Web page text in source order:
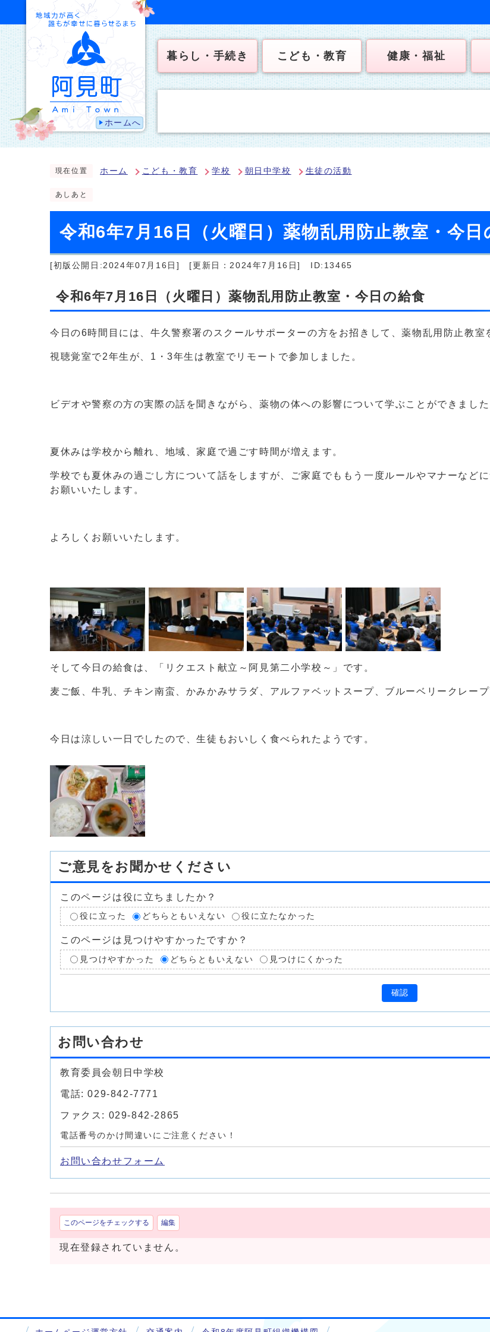
ホームへ
暮らし・手続き こども・教育 健康・福祉
現在位置 ホーム こども・教育 学校 朝日中学校 生徒の活動
あしあと
令和6年7月16日（火曜日）薬物乱用防止教室・今日
[初版公開日:2024年07月16日] [更新日：2024年7月16日] ID:13465
令和6年7月16日（火曜日）薬物乱用防止教室・今日の給食
今日の6時間目には、牛久警察署のスクールサポーターの方をお招きして、薬物乱用防止教室
視聴覚室で2年生が、1・3年生は教室でリモートで参加しました。
ビデオや警察の方の実際の話を聞きながら、薬物の体への影響について学ぶことができました
夏休みは学校から離れ、地域、家庭で過ごす時間が増えます。
学校でも夏休みの過ごし方について話をしますが、ご家庭でももう一度ルールやマナーなど
お願いいたします。
よろしくお願いいたします。
そして今日の給食は、「リクエスト献立～阿見第二小学校～」です。
麦ご飯、牛乳、チキン南蛮、かみかみサラダ、アルファベットスープ、ブルーベリークレープ
今日は涼しい一日でしたので、生徒もおいしく食べられたようです。
ご意見をお聞かせください
このページは役に立ちましたか？
役に立った どちらともいえない 役に立たなかった
このページは見つけやすかったですか？
見つけやすかった どちらともいえない 見つけにくかった
確認
お問い合わせ
教育委員会朝日中学校
電話: 029-842-7771
ファクス: 029-842-2865
電話番号のかけ間違いにご注意ください！
お問い合わせフォーム
このページをチェックする 編集
現在登録されていません。